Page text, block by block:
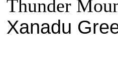
Thunder
Xanadu